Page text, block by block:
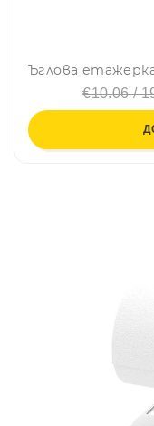
€10.06 /